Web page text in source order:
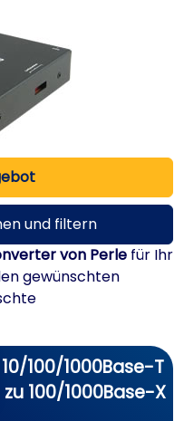
und filtern
von Perle für Ihr
gewünschten
10/100/1000Base-T
zu 100/1000Base-X